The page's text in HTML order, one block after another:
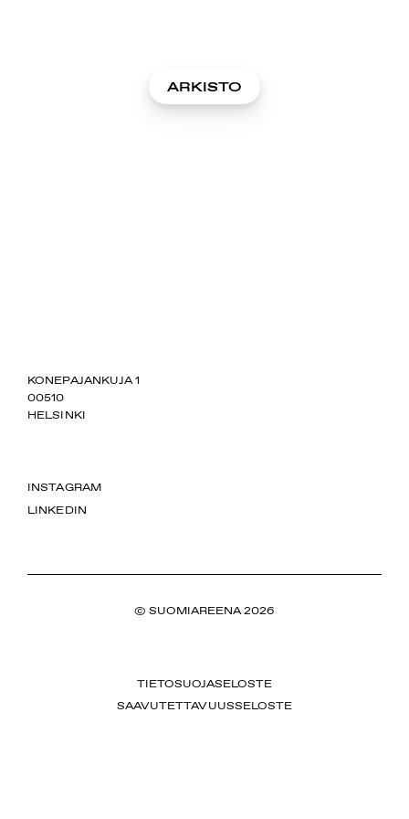
ARKISTO
SUOMIAREENA
KONEPAJANKUJA 1
00510
HELSINKI
INSTAGRAM
LINKEDIN
© SUOMIAREENA 2026
TIETOSUOJASELOSTE
SAAVUTETTAVUUSSELOSTE